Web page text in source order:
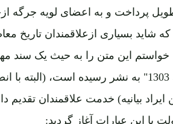
پرداخت و به اعضای لویه جرگه
که شاید بسیاری ازعلاقمندان تاریخ
این متن را به حیث یک سند
درکتاب "رویداد لویه جرگه دارالسلطنه 1303" به نشر رسیده
بیانیه) خدمت علاقمندان تقدیم
این عبارات آغاز گردید: